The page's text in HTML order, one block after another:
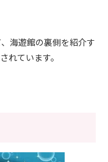
海遊館の裏側を紹介す
れています。